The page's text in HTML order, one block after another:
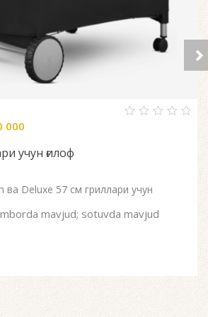
000
учун ғилоф
ва Deluxe 57 см гриллари учун
mavjud; sotuvda mavjud